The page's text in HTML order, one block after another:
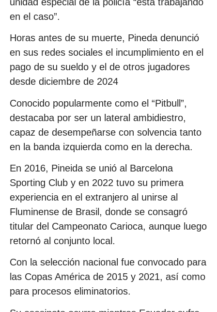
en el caso”.
Horas antes de su muerte, Pineda denunció
en sus redes sociales el incumplimiento en el
pago de su sueldo y el de otros jugadores
desde diciembre de 2024
Conocido popularmente como el “Pitbull”,
destacaba por ser un lateral ambidiestro,
capaz de desempeñarse con solvencia tanto
en la banda izquierda como en la derecha.
En 2016, Pineida se unió al Barcelona
Sporting Club y en 2022 tuvo su primera
experiencia en el extranjero al unirse al
Fluminense de Brasil, donde se consagró
titular del Campeonato Carioca, aunque luego
retornó al conjunto local.
Con la selección nacional fue convocado para
las Copas América de 2015 y 2021, así como
para procesos eliminatorios.